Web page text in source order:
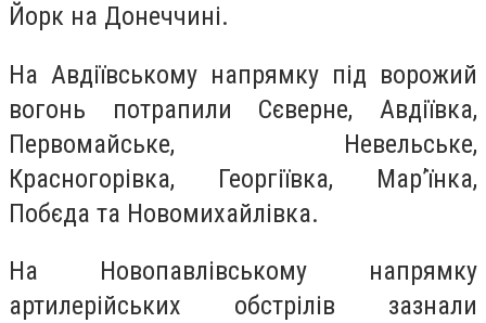
Йорк на Донеччині.
На Авдіївському напрямку під ворожий
вогонь потрапили Сєверне, Авдіївка,
Первомайське, Невельське,
Красногорівка, Георгіївка, Мар’їнка,
Побєда та Новомихайлівка.
На Новопавлівському напрямку
артилерійських обстрілів зазнали